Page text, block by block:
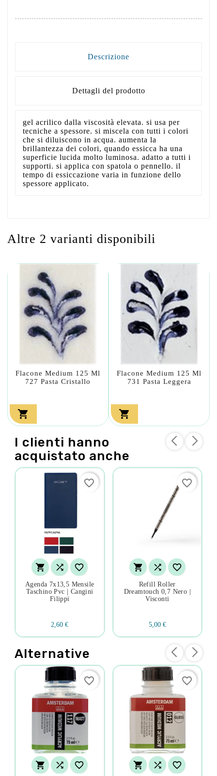
Descrizione
Dettagli del prodotto
gel acrilico dalla viscosità elevata. si usa per
tecniche a spessore. si miscela con tutti i colori
che si diluiscono in acqua. aumenta la
brillantezza dei colori, quando essicca ha una
superficie lucida molto luminosa. adatto a tutti i
supporti. si applica con spatola o pennello. il
tempo di essiccazione varia in funzione dello
spessore applicato.
Altre 2 varianti disponibili
Flacone Medium 125 Ml
727 Pasta Cristallo

Flacone Medium 125 Ml
731 Pasta Leggera

I clienti hanno
acquistato anche
  
Agenda 7x13,5 Mensile
Taschino Pvc | Cangini
Filippi
2,60 €
favorite_border
  
Refill Roller
Dreamtouch 0,7 Nero |
Visconti
5,00 €
favorite_border
Alternative
  
favorite_border
  
favorite_border